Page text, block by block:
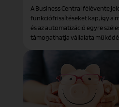
A Business Central félévente
funkciófrissítéseket kap, így a
és az automatizáció egyre
támogathatja vállalata